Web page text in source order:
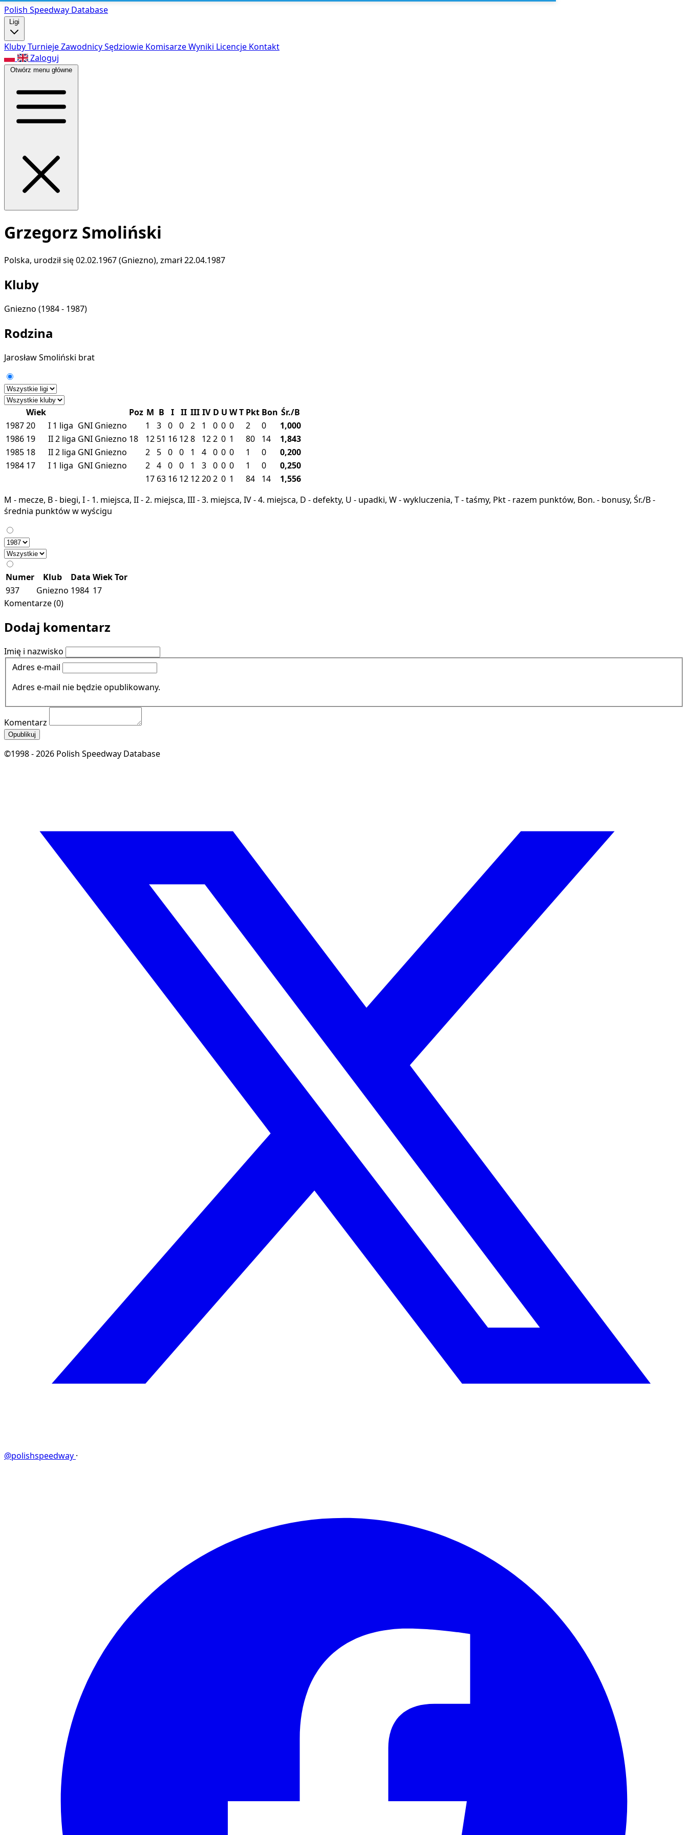
Polish Speedway Database
Ligi
KlubyTurniejeZawodnicySędziowie KomisarzeWyniki Licencje Kontakt
Zaloguj
Otwórz menu główne
Grzegorz Smoliński
Polska, urodził się 02.02.1967 (Gniezno), zmarł 22.04.1987
Kluby
Gniezno (1984 - 1987)
Rodzina
Jarosław Smoliński brat
Wiek Poz M B I II III IV D U WT Pkt Bon Śr./B
198720 I 1 liga GNI Gniezno 1 3 0 0 2 1 0 0 0 2 0
1,000
1986 19 II2 liga GNI Gniezno 18 12 51 16 128 122 0 1 80 14
1,843
1985 18 II2 liga GNI Gniezno 2 5 0 0 1 4 0 0 0 1 0
0,200
1984 17 I 1 liga GNI Gniezno 2 4 0 0 1 3 0 0 0 1 0
0,250
17 63 16 12 12202 0 1 84 14
1,556
M - mecze, B - biegi, I - 1. miejsca, II - 2. miejsca, III - 3. miejsca, IV - 4. miejsca, D - defekty, U - upadki, W - wykluczenia, T - taśmy, Pkt - razem punktów, Bon. - bonusy, Śr./B -
średnia punktów w wyścigu
Numer Klub Data WiekTor
937
Gniezno 1984 17
Komentarze (0)
Dodaj komentarz
Imię i nazwisko
Adres e-mail
Adres e-mail nie będzie opublikowany.
Komentarz
Opublikuj
©1998 - 2026 Polish Speedway Database
@polishspeedway ·